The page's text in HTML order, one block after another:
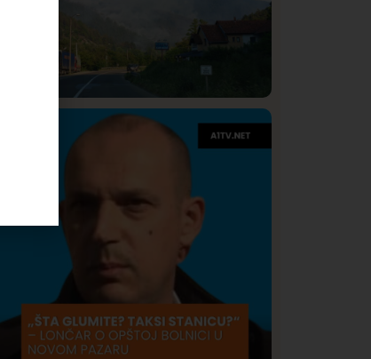
Istaknuto
Požar od Magliča do Ušća, brda u
plamenu – vatrogasci na terenu